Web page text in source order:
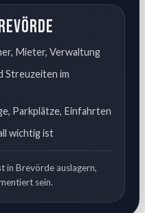
Mieter, Verwaltung
Streuzeiten im
Parkplätze, Einfahrten
wichtig ist
in Brevörde auslagern,
sein.